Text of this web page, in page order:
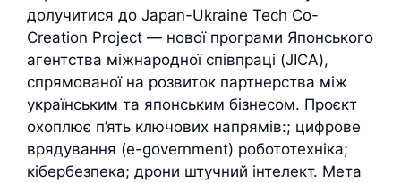
долучитися до Japan-Ukraine Tech Co-
Creation Project — нової програми Японського
агентства міжнародної співпраці (JICA),
спрямованої на розвиток партнерства між
українським та японським бізнесом. Проєкт
охоплює п’ять ключових напрямів:; цифрове
врядування (e-government) робототехніка;
кібербезпека; дрони штучний інтелект. Мета